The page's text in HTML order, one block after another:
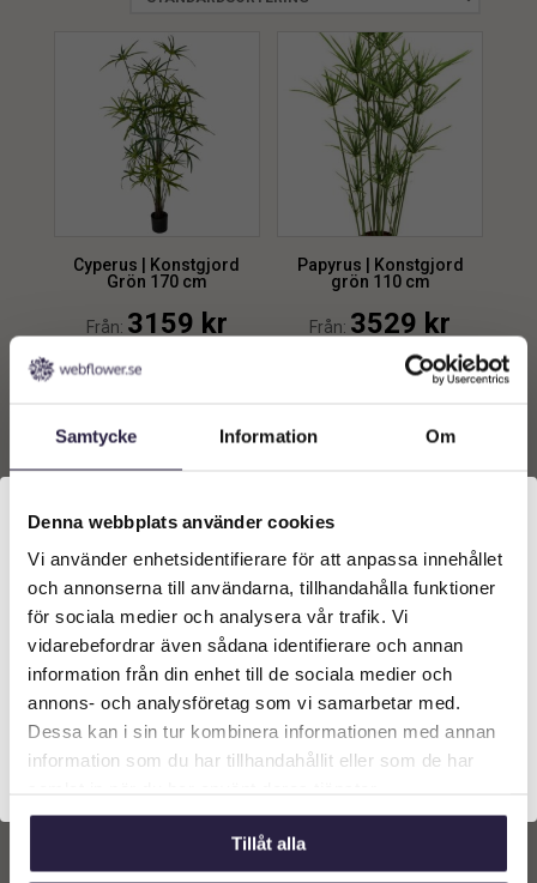
Samtycke Information Om
Denna webbplats använder cookies
Vi använder enhetsidentifierare för att anpassa innehållet
och annonserna till användarna, tillhandahålla funktioner
för sociala medier och analysera vår trafik. Vi
vidarebefordrar även sådana identifierare och annan
information från din enhet till de sociala medier och
annons- och analysföretag som vi samarbetar med.
Dessa kan i sin tur kombinera informationen med annan
information som du har tillhandahållit eller som de har
Tillåt alla
Cyperus | Konstgjord
Grön 170 cm
Från: 3159 kr
Papyrus | Konstgjord
grön 110 cm
Från: 3529 kr
Papyrus | Konstgjord
Grön 90 cm
Papyrus 70 cm
Välkommen till Webflower
Vilken typ av kund är du? Du kan alltid justera ditt val
längst upp på sidan.
Företagskund (exkl. moms)
Privatkund (inkl. moms)